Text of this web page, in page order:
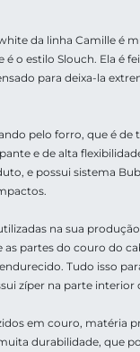
da linha Camille é
o estilo Slouch. Ela é
para deixa-la
pelo forro, que é
e de alta
e possui sistema
na sua
as partes do couro do
Tudo isso
zíper na parte interior
em couro, matéria
durabilidade, que